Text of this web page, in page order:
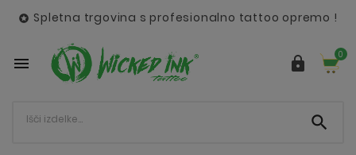
 Spletna trgovina s profesionalno tattoo opremo !
  0
